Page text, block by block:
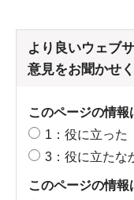
より良いウェブ
意見をお聞かせ
このページの情報
1：役に立った
3：役に立たな
このページの情報